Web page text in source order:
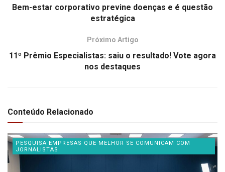
Bem-estar corporativo previne doenças e é questão
estratégica
Próximo Artigo
11º Prêmio Especialistas: saiu o resultado! Vote agora
nos destaques
Conteúdo Relacionado
PESQUISA EMPRESAS QUE MELHOR SE COMUNICAM COM
JORNALISTAS